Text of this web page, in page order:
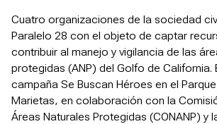
Cuatro organizaciones de la sociedad
Paralelo 28 con el objeto de captar
contribuir al manejo y vigilancia de las
protegidas (ANP) del Golfo de California.
campaña Se Buscan Héroes en el
Marietas, en colaboración con la
Áreas Naturales Protegidas (CONANP) y